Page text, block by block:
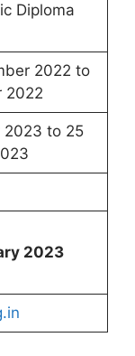
Diploma
2022 to
2022
2023 to 25
2023